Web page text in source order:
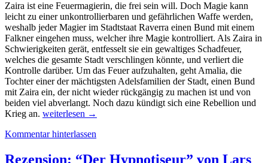
Zaira ist eine Feuermagierin, die frei sein will. Doch Magie kann
leicht zu einer unkontrollierbaren und gefährlichen Waffe werden,
weshalb jeder Magier im Stadtstaat Raverra einen Bund mit einem
Falkner eingehen muss, welcher ihre Magie kontrolliert. Als Zaira in
Schwierigkeiten gerät, entfesselt sie ein gewaltiges Schadfeuer,
welches die gesamte Stadt verschlingen könnte, und verliert die
Kontrolle darüber. Um das Feuer aufzuhalten, geht Amalia, die
Tochter einer der mächtigsten Adelsfamilien der Stadt, einen Bund
mit Zaira ein, der nicht wieder rückgängig zu machen ist und von
beiden viel abverlangt. Noch dazu kündigt sich eine Rebellion und
Krieg an. Rezension:
von
Caruso,
weiterlesen →
Kommentar hinterlassen
Rezension: “Der Hypnotiseur” von Lars